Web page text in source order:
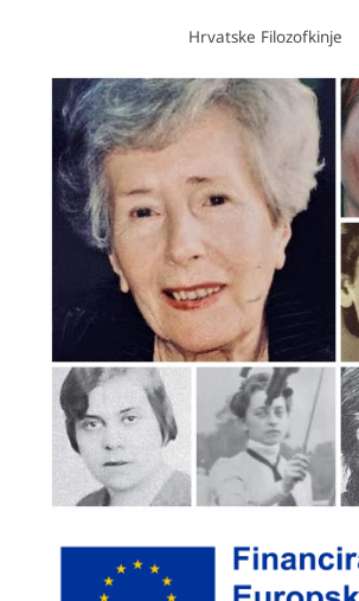
Hrvatske Filozofkinje